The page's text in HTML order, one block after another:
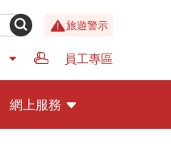
旅遊警示
員工專區
網上服務